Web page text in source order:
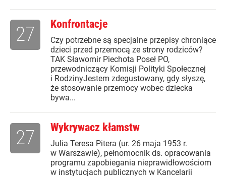
Konfrontacje
Czy potrzebne są specjalne przepisy chroniące
dzieci przed przemocą ze strony rodziców?
TAK Sławomir Piechota Poseł PO,
przewodniczący Komisji Polityki Społecznej
i RodzinyJestem zdegustowany, gdy słyszę,
że stosowanie przemocy wobec dziecka
bywa...
27
Wykrywacz kłamstw
Julia Teresa Pitera (ur. 26 maja 1953 r.
w Warszawie), pełnomocnik ds. opracowania
programu zapobiegania nieprawidłowościom
w instytucjach publicznych w Kancelarii
27